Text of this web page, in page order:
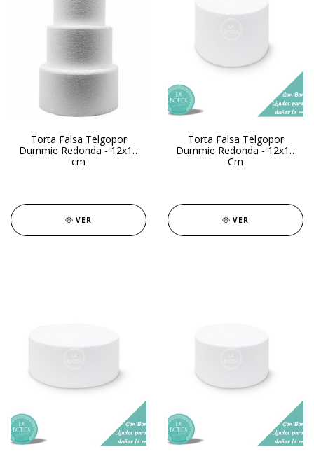
Torta Falsa Telgopor
Dummie Redonda - 12x15
cm
VER
Torta Falsa Telgopor
Dummie Redonda - 12x13
Cm
VER